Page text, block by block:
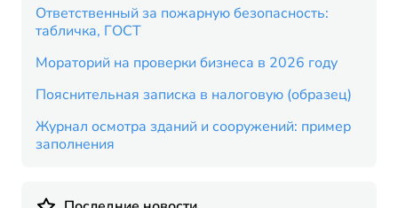
Ответственный за пожарную безопасность:
табличка, ГОСТ
Мораторий на проверки бизнеса в 2026 году
Пояснительная записка в налоговую (образец)
Журнал осмотра зданий и сооружений: пример
заполнения